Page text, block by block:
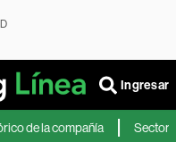
Ingresar
de la compañía Sector